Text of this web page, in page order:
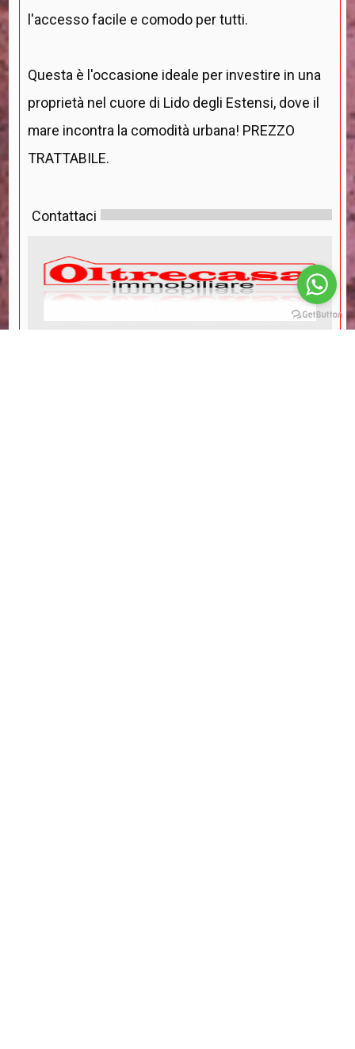
l'accesso facile e comodo per tutti.
Questa è l'occasione ideale per investire in una
proprietà nel cuore di Lido degli Estensi, dove il
mare incontra la comodità urbana! PREZZO
TRATTABILE.
Contattaci